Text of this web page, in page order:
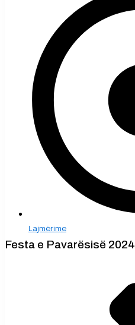
Lajmërime
Festa e Pavarësisë 2024